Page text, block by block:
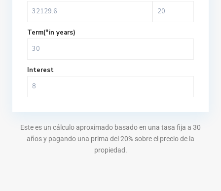
Term(*in years)
Interest
Este es un cálculo aproximado basado en una tasa fija a 30
años y pagando una prima del 20% sobre el precio de la
propiedad.